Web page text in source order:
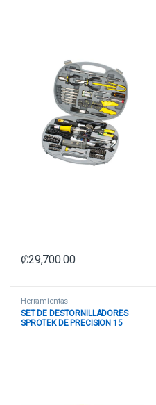
₡29,700.00
Herramientas
SET DE DESTORNILLADORES
SPROTEK DE PRECISION 15